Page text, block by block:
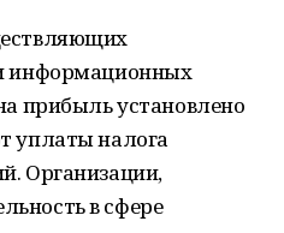
информационных
прибыль установлено
уплаты налога
Организации,
в сфере